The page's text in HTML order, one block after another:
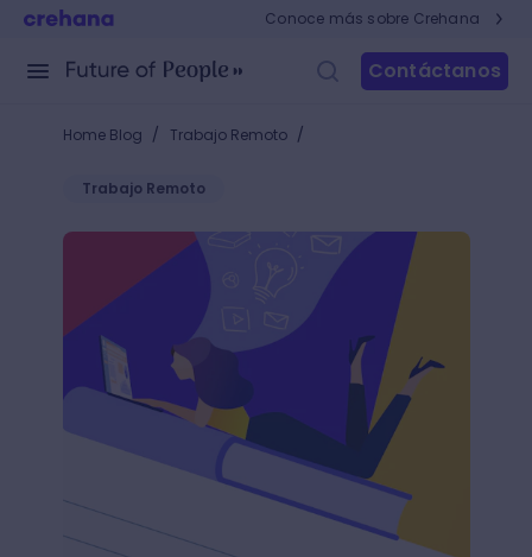
Conoce más sobre Crehana
Contáctanos
Home Blog / Trabajo Remoto /
Trabajo Remoto
Despierta tu creatividad: Starter pack